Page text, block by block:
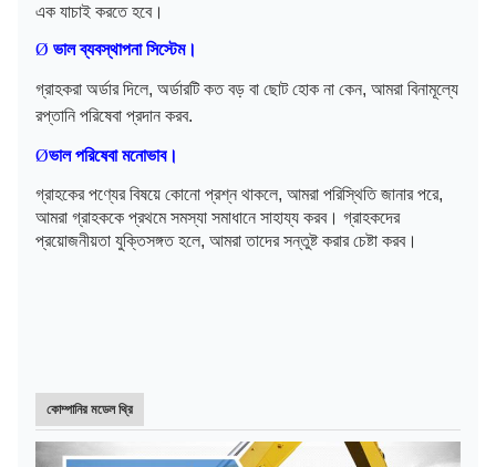
এক যাচাই করতে হবে।
Ø ভাল ব্যবস্থাপনা সিস্টেম।
গ্রাহকরা অর্ডার দিলে, অর্ডারটি কত বড় বা ছোট হোক না কেন, আমরা বিনামূল্যে
রপ্তানি পরিষেবা প্রদান করব.
Øভাল পরিষেবা মনোভাব।
গ্রাহকের পণ্যের বিষয়ে কোনো প্রশ্ন থাকলে, আমরা পরিস্থিতি জানার পরে,
আমরা গ্রাহককে প্রথমে সমস্যা সমাধানে সাহায্য করব। গ্রাহকদের
প্রয়োজনীয়তা যুক্তিসঙ্গত হলে, আমরা তাদের সন্তুষ্ট করার চেষ্টা করব।
কোম্পানির মডেল থ্রি